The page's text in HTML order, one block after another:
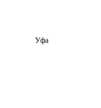
Уфа